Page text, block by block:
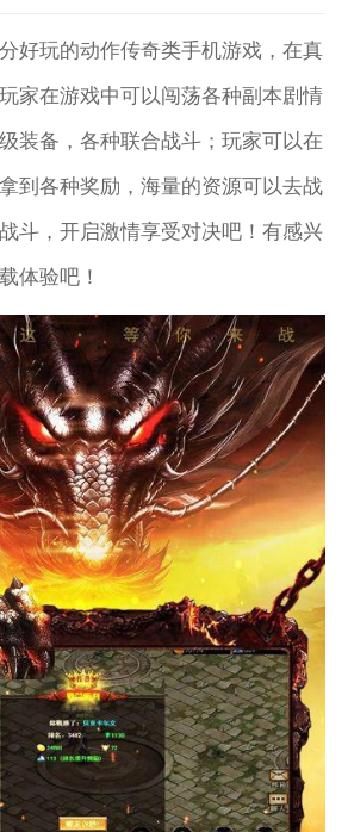
好玩的动作传奇类手机游戏，在真
家在游戏中可以闯荡各种副本剧情
装备，各种联合战斗；玩家可以在
到各种奖励，海量的资源可以去战
斗，开启激情享受对决吧！有感兴
体验吧！